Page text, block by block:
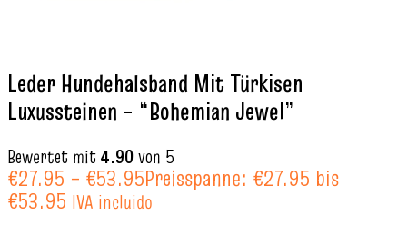
Leder Hundehalsband Mit Türkisen
Luxussteinen – “Bohemian Jewel”
Bewertet mit4.90von 5
€27.95 – €53.95Preisspanne: €27.95 bis
€53.95 IVA incluido